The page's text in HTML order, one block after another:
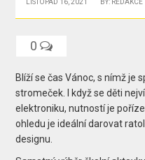
LISTOPAD 16, 2021 BY: REDAKCE
0
Blíží se čas Vánoc, s nímž je
stromeček. I když se děti
elektroniku, nutností je
ohledu je ideální darovat
designu.